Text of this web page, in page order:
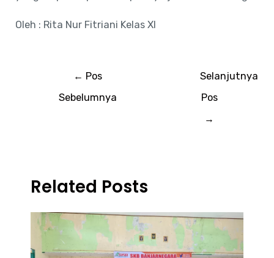
Oleh : Rita Nur Fitriani Kelas XI
← Pos
Sebelumnya
Selanjutnya
Pos
→
Related Posts